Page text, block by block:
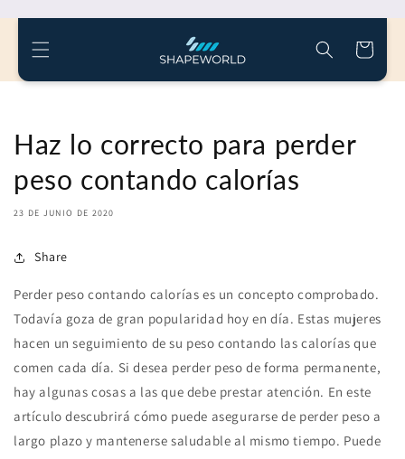
compras
Haz lo correcto para perder
peso contando calorías
23 DE JUNIO DE 2020
Share
Perder peso contando calorías es un concepto comprobado.
Todavía goza de gran popularidad hoy en día. Estas mujeres
hacen un seguimiento de su peso contando las calorías que
comen cada día. Si desea perder peso de forma permanente,
hay algunas cosas a las que debe prestar atención. En este
artículo descubrirá cómo puede asegurarse de perder peso a
largo plazo y mantenerse saludable al mismo tiempo. Puede